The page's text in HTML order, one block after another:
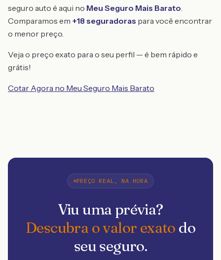
seguro auto é aqui no Meu Seguro Mais Barato.
Comparamos em +18 seguradoras para você encontrar
o menor preço.
Veja o preço exato para o seu perfil — é bem rápido e
grátis!
Cotar Agora no Meu Seguro Mais Barato
PREÇO REAL, NA HORA
Viu uma prévia?
Descubra o valor exato do
seu seguro.